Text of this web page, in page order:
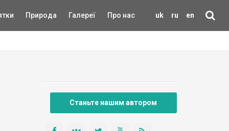
uk ru en
Природа Галереї Про нас
Станьте нашим автором